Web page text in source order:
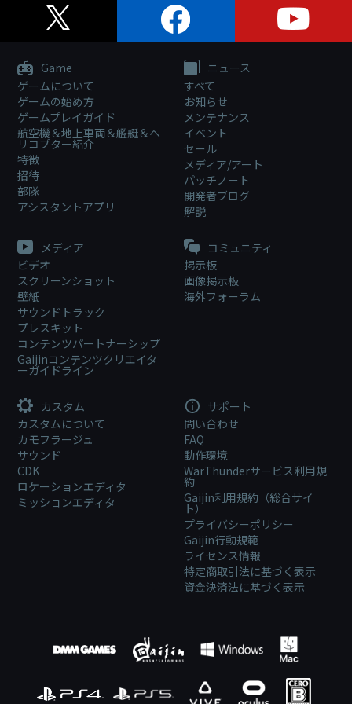
Game
ゲームについて
ゲームの始め方
ゲームプレイガイド
航空機＆地上車両＆艦艇＆ヘ
リコプター紹介
特徴
招待
部隊
アシスタントアプリ
ニュース
すべて
お知らせ
メンテナンス
イベント
セール
メディア/アート
パッチノート
開発者ブログ
解説
メディア
ビデオ
スクリーンショット
壁紙
サウンドトラック
プレスキット
コンテンツパートナーシップ
Gaijinコンテンツクリエイタ
ーガイドライン
コミュニティ
掲示板
画像掲示板
海外フォーラム
カスタム
カスタムについて
カモフラージュ
サウンド
CDK
ロケーションエディタ
ミッションエディタ
サポート
問い合わせ
FAQ
動作環境
WarThunderサービス利用規
約
Gaijin利用規約（総合サイ
ト）
プライバシーポリシー
Gaijin行動規範
ライセンス情報
特定商取引法に基づく表示
資金決済法に基づく表示